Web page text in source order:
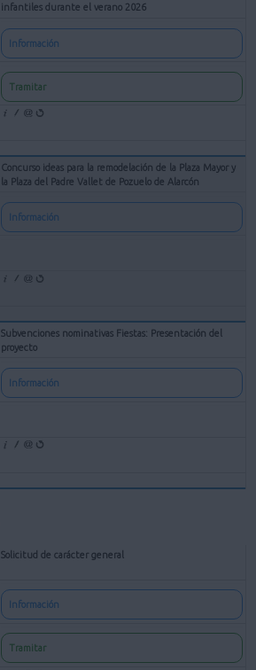
infantiles durante el verano 2026
Información
Tramitar
Concurso ideas para la remodelación de la Plaza Mayor y
la Plaza del Padre Vallet de Pozuelo de Alarcón
Información
Subvenciones nominativas Fiestas: Presentación del
proyecto
Información
Solicitud de carácter general
Información
Tramitar